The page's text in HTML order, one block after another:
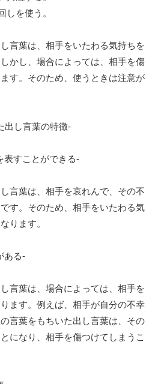
しを使う。
言葉は、相手をいたわる気持ちを
かし、場合によっては、相手を傷
す。そのため、使うときは注意が
出し言葉の特徴-
表すことができる-
言葉は、相手を哀れんで、その不
す。そのため、相手をいたわる気
ります。
ある-
言葉は、場合によっては、相手を
ます。例えば、相手が自分の不幸
言葉をもちいた出し言葉は、その
になり、相手を傷つけてしまうこ